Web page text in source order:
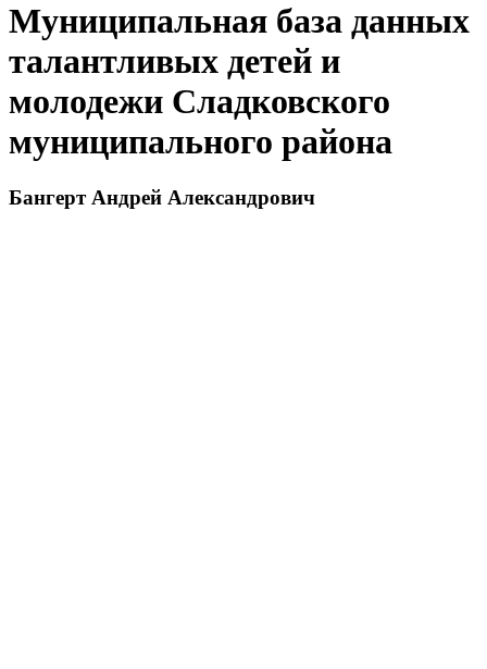
Муниципальная база данных
талантливых детей и
молодежи Сладковского
муниципального района
Бангерт Андрей Александрович